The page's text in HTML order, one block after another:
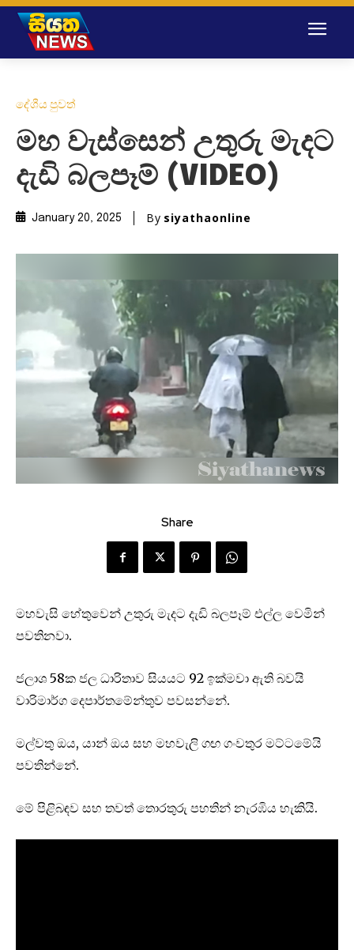
දේශීය පුවත්
මහ වැස්සෙන් උතුරු මැදට
දැඩි බලපෑම් (VIDEO)
January 20, 2025 By siyathaonline
Share
මහවැසි හේතුවෙන් උතුරු මැදට දැඩි බලපෑම් එල්ල වෙමින්
පවතිනවා.
ජලාශ 58ක ජල ධාරිතාව සියයට 92 ඉක්මවා ඇති බවයි
වාරිමාර්ග දෙපාර්තමේන්තුව පවසන්නේ.
මල්වතු ඔය, යාන් ඔය සහ මහවැලි ගඟ ගංවතුර මට්ටමේයි
පවතින්නේ.
මේ පිළිබඳව සහ තවත් තොරතුරු පහතින් නැරඹිය හැකියි.